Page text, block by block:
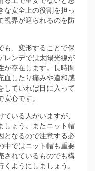
な安全上の役割を担っ
視界が遮られるのを防
も、変形することで保
レンデでは太陽光線が
が存在します。長時間
血したり痛みや違和感
していれば目に入って
心です。
いる人がいますが、
しょう。またニット帽
となるので注意する必
中ではニット帽も重要
されているものでも構
ようにしましょう。